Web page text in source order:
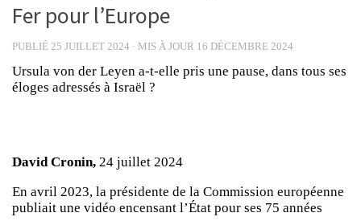
Fer pour l’Europe
PUBLIÉ 25 JUILLET 2024 · MIS À JOUR 16 DÉCEMBRE 2024
Ursula von der Leyen a-t-elle pris une pause, dans tous ses
éloges adressés à Israël ?
David Cronin, 24 juillet 2024
En avril 2023, la présidente de la Commission européenne
publiait une vidéo encensant l’État pour ses 75 années